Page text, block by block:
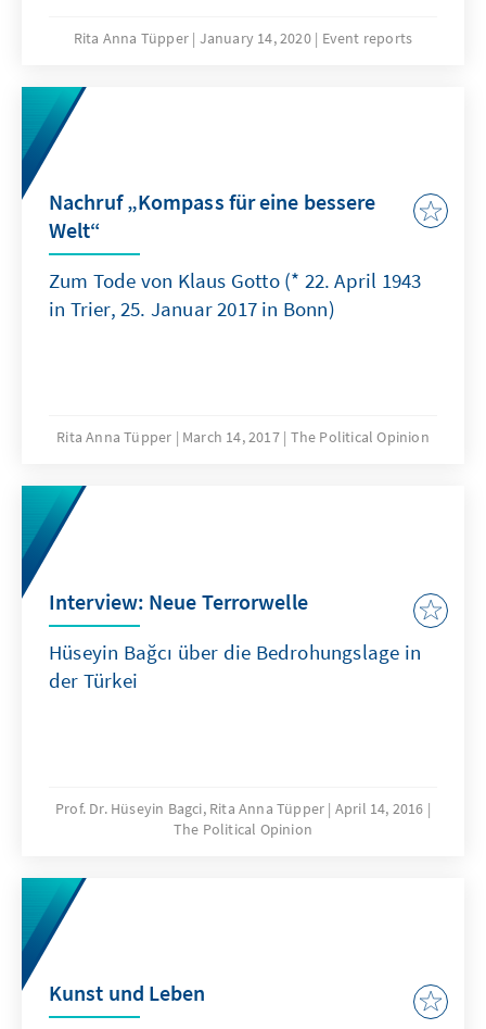
der Ära Adenauer mit ihrem
Geschicke der Bundesrepublik bestimmte
und diese bis heute prägt.
Rita Anna Tüpper January 14, 2020 Event reports
Nachruf „Kompass für eine bessere
Welt“
Zum Tode von Klaus Gotto (* 22. April 1943
in Trier, 25. Januar 2017 in Bonn)
Rita Anna Tüpper March 14, 2017 The Political Opinion
Interview: Neue Terrorwelle
Hüseyin Bağcı über die Bedrohungslage in
der Türkei
Prof. Dr. Hüseyin Bagci, Rita Anna Tüpper April 14, 2016
The Political Opinion
Kunst und Leben